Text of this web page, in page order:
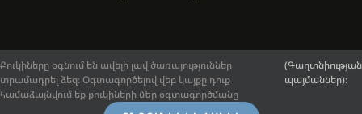
© 2017-2026.ArmenianArt.am։ Բոլոր իրավունքները
պաշտպանված են: Ընդհանուր դրույթներ և պայմաններ
Քուկիները օգնում են ավելի լավ ծառայություններ
տրամադրել ձեզ։ Օգտագործելով վեբ կայքը դուք
համաձայնվում եք քուկիների մեր օգտագործմանը
(Գաղտնիության
պայմաններ)։